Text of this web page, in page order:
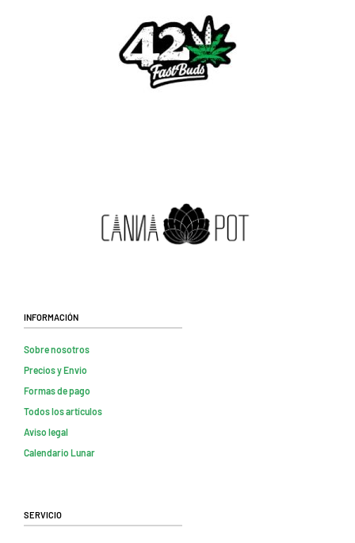
Información
Sobre nosotros
Precios y Envio
Formas de pago
Todos los artículos
Aviso legal
Calendario Lunar
Servicio